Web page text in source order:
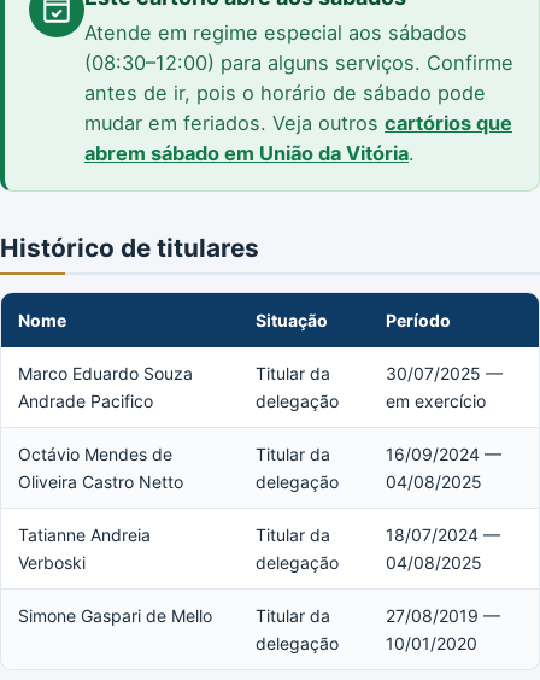
Atende em regime especial aos sábados
(08:30–12:00) para alguns serviços. Confirme
antes de ir, pois o horário de sábado pode
mudar em feriados. Veja outros cartórios que
abrem sábado em União da Vitória.
Histórico de titulares
Nome Situação Período
Marco Eduardo Souza
Andrade Pacifico
Titular da
delegação
30/07/2025 —
em exercício
Octávio Mendes de
Oliveira Castro Netto
Titular da
delegação
16/09/2024 —
04/08/2025
Tatianne Andreia
Verboski
Titular da
delegação
18/07/2024 —
04/08/2025
Simone Gaspari de Mello
Titular da
delegação
27/08/2019 —
10/01/2020